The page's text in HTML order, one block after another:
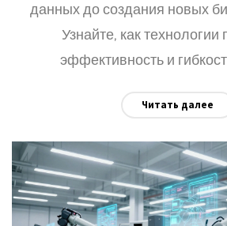
данных до создания новых
Узнайте, как
эффективность и
Читать далее